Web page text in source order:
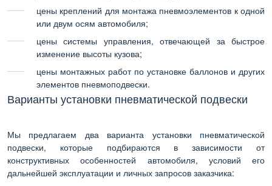
цены креплений для монтажа пневмоэлементов к одной
или двум осям автомобиля;
цены системы управления, отвечающей за быстрое
изменение высоты кузова;
цены монтажных работ по установке баллонов и других
элементов пневмоподвески.
Варианты установки пневматической подвески
Мы предлагаем два варианта установки пневматической
подвески, которые подбираются в зависимости от
конструктивных особенностей автомобиля, условий его
дальнейшей эксплуатации и личных запросов заказчика: